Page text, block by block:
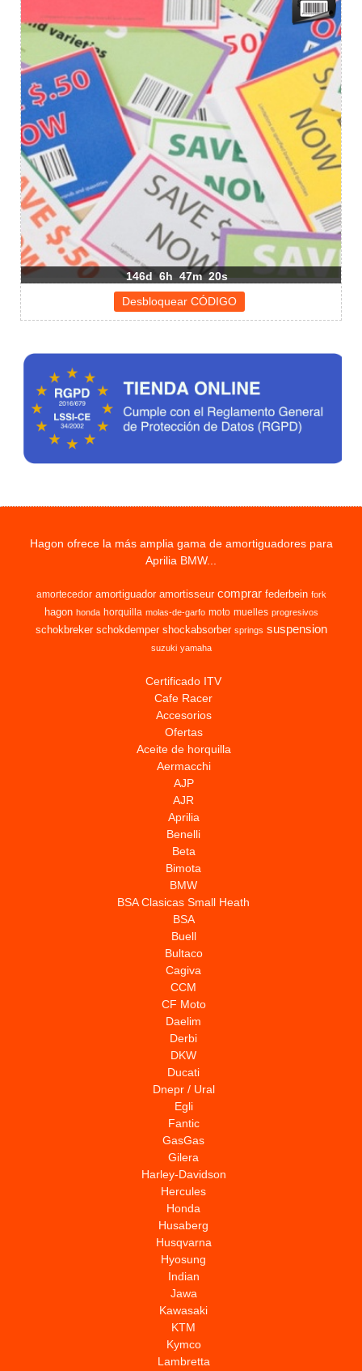
146d 6h 47m 20s
Hagon ofrece la más amplia gama de amortiguadores para
Aprilia BMW...
amortecedor amortiguador amortisseur comprar federbein fork
hagon honda horquilla molas-de-garfo moto muelles progresivos
schokbreker schokdemper shockabsorber springs suspension
suzuki yamaha
Certificado ITV
Cafe Racer
Accesorios
Ofertas
Aceite de horquilla
Aermacchi
AJP
AJR
Aprilia
Benelli
Beta
Bimota
BMW
BSA Clasicas Small Heath
BSA
Buell
Bultaco
Cagiva
CCM
CF Moto
Daelim
Derbi
DKW
Ducati
Dnepr / Ural
Egli
Fantic
GasGas
Gilera
Harley-Davidson
Hercules
Honda
Husaberg
Husqvarna
Hyosung
Indian
Jawa
Kawasaki
KTM
Kymco
Lambretta